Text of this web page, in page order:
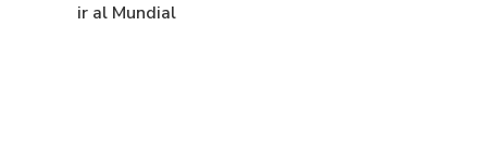
ir al Mundial